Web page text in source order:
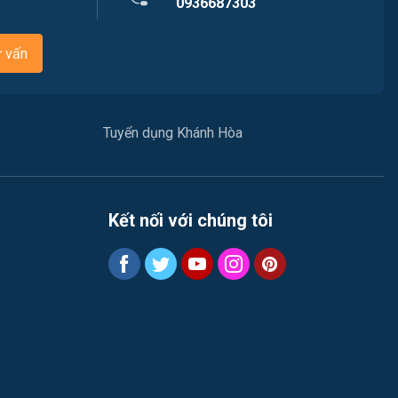
Vận chuyển / Giao nhận / Kho vận
Vệ sinh công nghiệp
Việc làm Xã Vạn Thắng
Việc làm Xã Diên Lạc
Việc làm Xã Diên Điền
Việc làm Xã Diên Lâm
Việc làm Xã Diên Thọ
0936687303
vấn
Tuyển dụng Khánh Hòa
Kết nối với chúng tôi